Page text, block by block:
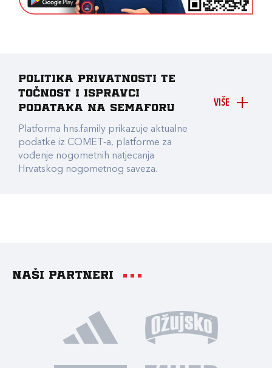
VIŠE
Politika privatnosti te
točnost i ispravci
podataka na Semaforu
Platforma hns.family prikazuje aktualne
podatke iz COMET-a, platforme za
vođenje nogometnih natjecanja
Hrvatskog nogometnog saveza.
Naši partneri